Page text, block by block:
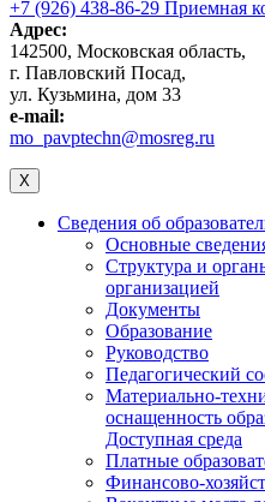
+7 (926) 438-86-29 Приемная
Адрес:
142500, Московская область,
г. Павловский Посад,
ул. Кузьмина, дом 33
e-mail:
mo_pavptechn@mosreg.ru
X
Сведения об
Основные
Структура и
организацией
Документы
Образование
Руководство
Педагогический
Материально-
оснащенность
Доступная среда
Платные
Финансово-